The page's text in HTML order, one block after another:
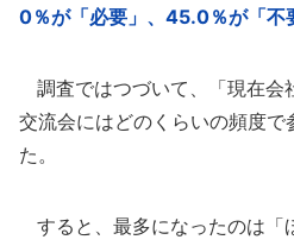
0％が「必要」、45.0％が「不
調査ではつづいて、「現在会
交流会にはどのくらいの頻度で
た。
すると、最多になったのは「